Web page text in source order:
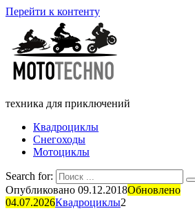
Перейти к контенту
техника для приключений
Квадроциклы
Снегоходы
Мотоциклы
Search for:
Опубликовано 09.12.2018Обновлено
04.07.2026Квадроциклы2